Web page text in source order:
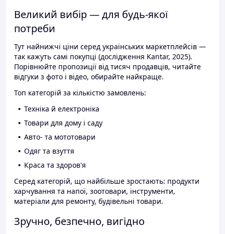
Великий вибір — для будь-якої
потреби
Тут найнижчі ціни серед українських маркетплейсів —
так кажуть самі покупці (дослідження Kantar, 2025).
Порівнюйте пропозиції від тисяч продавців, читайте
відгуки з фото і відео, обирайте найкраще.
Топ категорій за кількістю замовлень:
Техніка й електроніка
Товари для дому і саду
Авто- та мототовари
Одяг та взуття
Краса та здоров'я
Серед категорій, що найбільше зростають: продукти
харчування та напої, зоотовари, інструменти,
матеріали для ремонту, будівельні товари.
Зручно, безпечно, вигідно